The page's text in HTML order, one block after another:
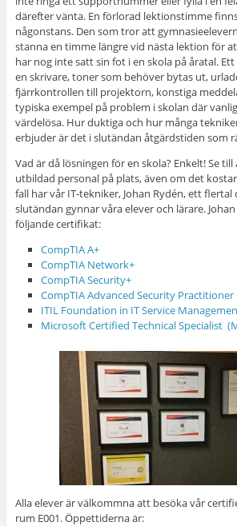
därefter vänta. En förlorad lektionstimme
någonstans. Den som tror att
stanna en timme längre vid nästa lektion för
har nog inte satt sin fot i en skola på åratal.
en skrivare, toner som behöver bytas ut,
fjärrkontrollen till projektorn, konstiga
typiska exempel på problem i skolan där
värdelösa. Hur duktiga och hur många
erbjuder är det i slutändan åtgärdstiden som
Vad är då lösningen för en skola? Enkelt! Se
utbildad personal på plats, även om det
fall har vår IT-tekniker, Johan Rydén, ett
slutändan gynnar våra elever och lärare.
följande certifikat:
CompTIA A+
CompTIA Network+
CompTIA Security+
CompTIA Advanced Security Practitioner
ITIL Foundation in IT Service
Microsoft Certified Technical Specialist
Alla elever är välkommna att besöka vår
rum E001. Öppettiderna är: